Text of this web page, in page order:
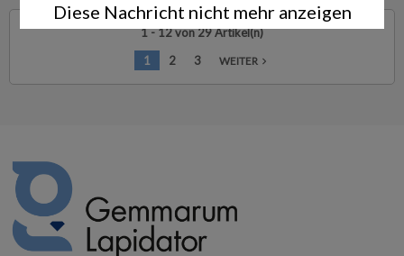
1 - 12 von 29 Artikel(n)
1
2 3 WEITERnavigate_next
Diese Nachricht nicht mehr anzeigen